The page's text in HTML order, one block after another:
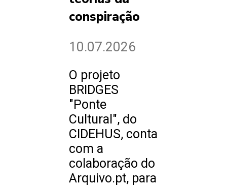
conspiração
10.07.2026
O projeto
BRIDGES
"Ponte
Cultural", do
CIDEHUS, conta
com a
colaboração do
Arquivo.pt, para